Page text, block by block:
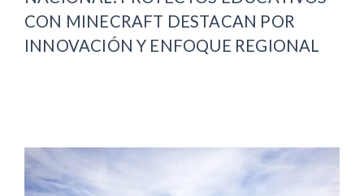
CON MINECRAFT DESTACAN POR
INNOVACIÓN Y ENFOQUE REGIONAL